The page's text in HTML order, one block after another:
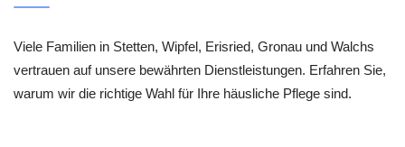
Viele Familien in Stetten, Wipfel, Erisried, Gronau und Walchs
vertrauen auf unsere bewährten Dienstleistungen. Erfahren Sie,
warum wir die richtige Wahl für Ihre häusliche Pflege sind.